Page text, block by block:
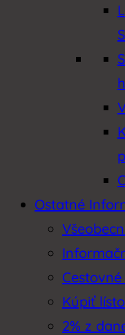
Ostatné
Kúpiť
2% z